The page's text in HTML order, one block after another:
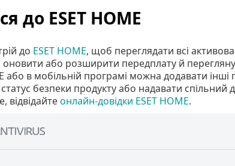
до ESET HOME
до ESET HOME, щоб переглядати всі
або розширити передплату й
або в мобільній програмі можна додавати
статус безпеки продукту або надавати
відвідайтеонлайн-довідки ESET HOME.